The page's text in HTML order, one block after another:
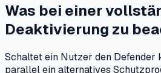
Was bei einer
Deaktivierung zu
Schaltet ein Nutzer den Defender
parallel ein alternatives